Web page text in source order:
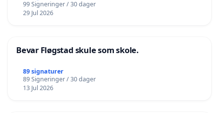
99 Signeringer / 30 dager
29 Jul 2026
Bevar Fløgstad skule som skole.
89 signaturer
89 Signeringer / 30 dager
13 Jul 2026